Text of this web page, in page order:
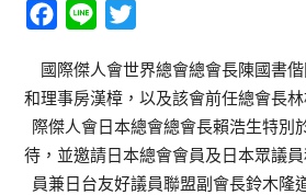
Facebook
Line
國際傑人會世界總會總會長陳國書
和理事房漢樟，以及該會前任總會長
際傑人會日本總會總會長賴浩生特別
待，並邀請日本總會會員及日本眾議
員兼日台友好議員聯盟副會長鈴木隆